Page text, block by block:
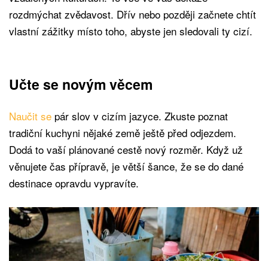
rozdmýchat zvědavost. Dřív nebo později začnete chtít
vlastní zážitky místo toho, abyste jen sledovali ty cizí.
Učte se novým věcem
Naučit se pár slov v cizím jazyce. Zkuste poznat
tradiční kuchyni nějaké země ještě před odjezdem.
Dodá to vaší plánované cestě nový rozměr. Když už
věnujete čas přípravě, je větší šance, že se do dané
destinace opravdu vypravíte.